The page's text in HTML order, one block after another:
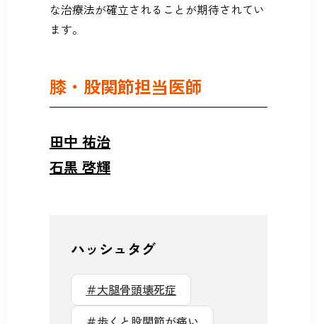
な治療法が確立されることが期待されてい
ます。
膝・股関節担当医師
田中 祐治
石黒 啓輝
ハッシュタグ
＃大腿骨頭壊死症